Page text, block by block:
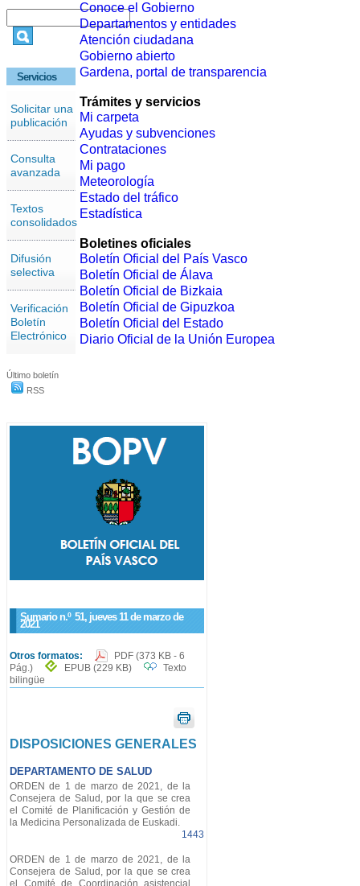
Servicios
Solicitar una
publicación
Consulta
avanzada
Textos
consolidados
Difusión
selectiva
Verificación
Boletín
Electrónico
Último boletín
RSS
Sumario n.º 51, jueves 11 de marzo de
2021
Otros formatos: PDF (373 KB - 6
Pág.)
EPUB (229 KB)
Texto
bilingüe
DISPOSICIONES GENERALES
DEPARTAMENTO DE SALUD
ORDEN de 1 de marzo de 2021, de la
Consejera de Salud, por la que se crea
el Comité de Planificación y Gestión de
la Medicina Personalizada de Euskadi.
1443
ORDEN de 1 de marzo de 2021, de la
Consejera de Salud, por la que se crea
Conoce el Gobierno
Departamentos y entidades
Atención ciudadana
Gobierno abierto
Gardena, portal de transparencia
Trámites y servicios
Mi carpeta
Ayudas y subvenciones
Contrataciones
Mi pago
Meteorología
Estado del tráfico
Estadística
Boletines oficiales
Boletín Oficial del País Vasco
Boletín Oficial de Álava
Boletín Oficial de Bizkaia
Boletín Oficial de Gipuzkoa
Boletín Oficial del Estado
Diario Oficial de la Unión Europea